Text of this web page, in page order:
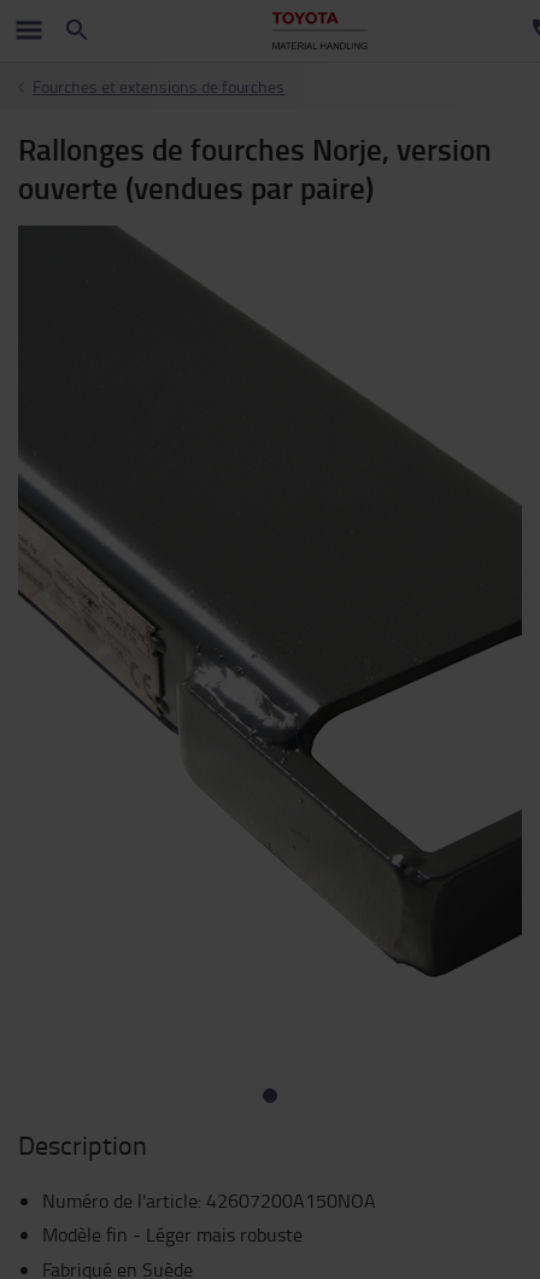
Fourches et extensions de fourches
Rallonges de fourches Norje, version
ouverte (vendues par paire)
Description
Numéro de l'article: 42607200A150NOA
Modèle fin - Léger mais robuste
Fabriqué en Suède